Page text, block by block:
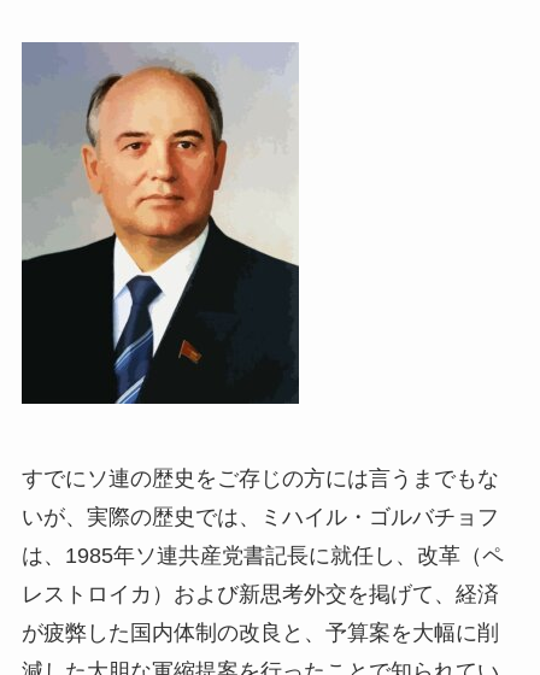
すでにソ連の歴史をご存じの方には言うまでもな
いが、実際の歴史では、ミハイル・ゴルバチョフ
は、1985年ソ連共産党書記長に就任し、改革（ペ
レストロイカ）および新思考外交を掲げて、経済
が疲弊した国内体制の改良と、予算案を大幅に削